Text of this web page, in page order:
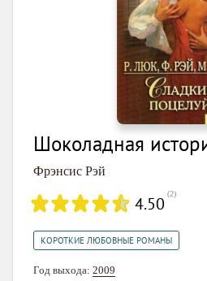
Шоколадная
Фрэнсис Рэй
4.50 (2)
КОРОТКИЕ ЛЮБОВНЫЕ РОМАНЫ
Год выхода: 2009